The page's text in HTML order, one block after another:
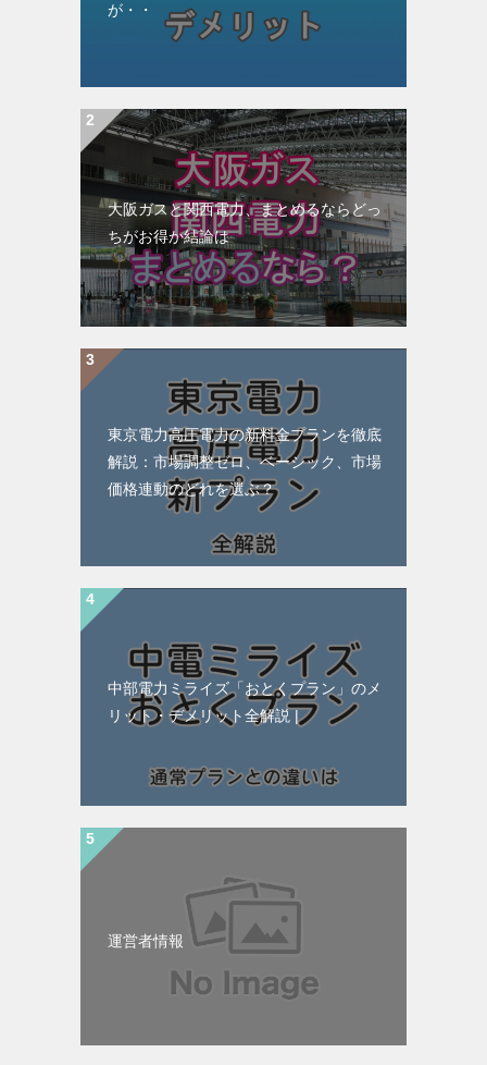
が・・
大阪ガスと関西電力、まとめるならどっ
ちがお得か結論は
東京電力高圧電力の新料金プランを徹底
解説：市場調整ゼロ、ベーシック、市場
価格連動のどれを選ぶ？
中部電力ミライズ「おとくプラン」のメ
リット・デメリット全解説 |
運営者情報